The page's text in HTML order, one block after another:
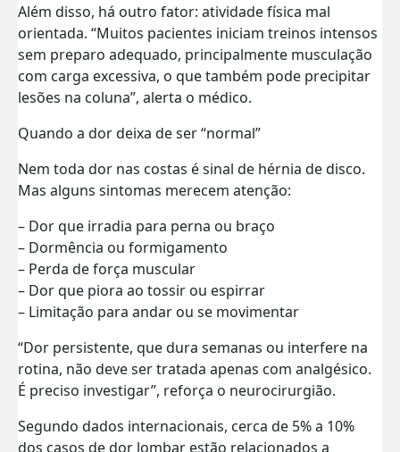
Além disso, há outro fator: atividade física mal
orientada. “Muitos pacientes iniciam treinos intensos
sem preparo adequado, principalmente musculação
com carga excessiva, o que também pode precipitar
lesões na coluna”, alerta o médico.
Quando a dor deixa de ser “normal”
Nem toda dor nas costas é sinal de hérnia de disco.
Mas alguns sintomas merecem atenção:
– Dor que irradia para perna ou braço
– Dormência ou formigamento
– Perda de força muscular
– Dor que piora ao tossir ou espirrar
– Limitação para andar ou se movimentar
“Dor persistente, que dura semanas ou interfere na
rotina, não deve ser tratada apenas com analgésico.
É preciso investigar”, reforça o neurocirurgião.
Segundo dados internacionais, cerca de 5% a 10%
dos casos de dor lombar estão relacionados a